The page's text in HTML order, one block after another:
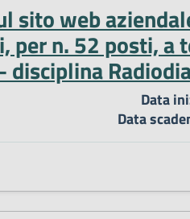
sito web
n. 52 posti, a
Data
Data